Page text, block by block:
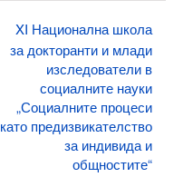
XI Национална школа
за докторанти и млади
изследователи в
социалните науки
„Социалните процеси
като предизвикателство
за индивида и
общностите“